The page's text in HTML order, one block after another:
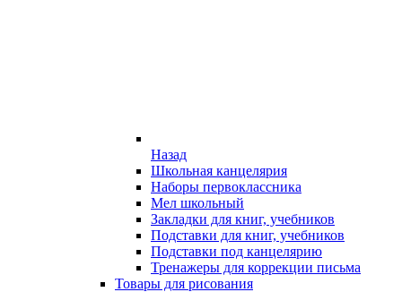
Назад
Школьная канцелярия
Наборы первоклассника
Мел школьный
Закладки для книг, учебников
Подставки для книг, учебников
Подставки под канцелярию
Тренажеры для коррекции письма
Товары для рисования